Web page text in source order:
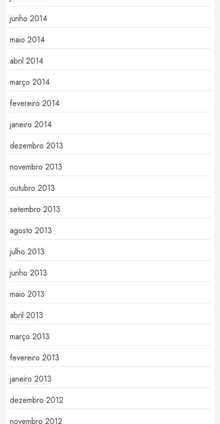
junho 2014
maio 2014
abril 2014
março 2014
fevereiro 2014
janeiro 2014
dezembro 2013
novembro 2013
outubro 2013
setembro 2013
agosto 2013
julho 2013
junho 2013
maio 2013
abril 2013
março 2013
fevereiro 2013
janeiro 2013
dezembro 2012
novembro 2012